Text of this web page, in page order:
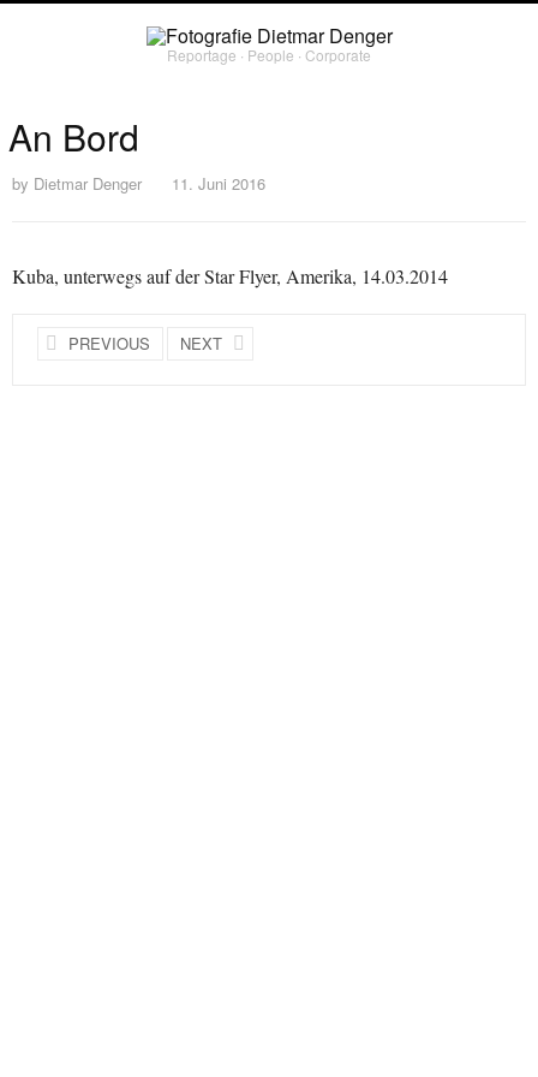
Reportage ∙ People ∙ Corporate
An Bord
by Dietmar Denger 11. Juni 2016
Kuba, unterwegs auf der Star Flyer, Amerika, 14.03.2014
PREVIOUS NEXT